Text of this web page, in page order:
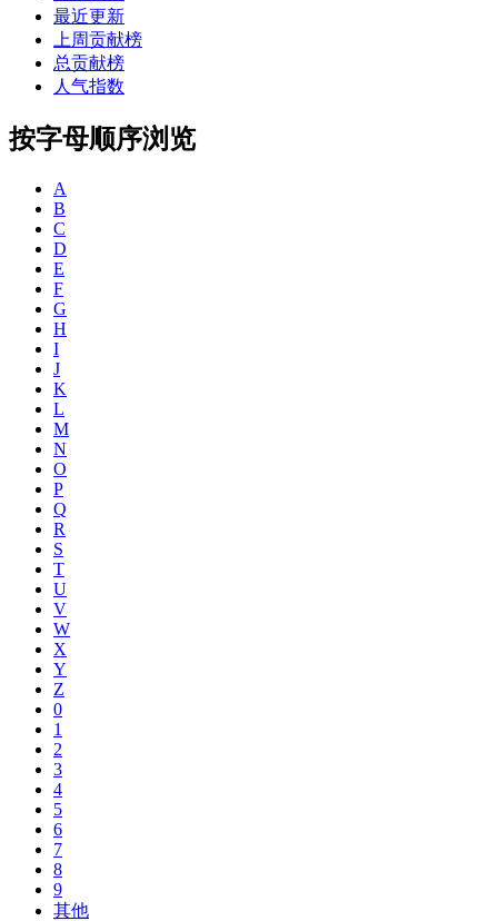
最近更新
上周贡献榜
总贡献榜
人气指数
按字母顺序浏览
A
B
C
D
E
F
G
H
I
J
K
L
M
N
O
P
Q
R
S
T
U
V
W
X
Y
Z
0
1
2
3
4
5
6
7
8
9
其他